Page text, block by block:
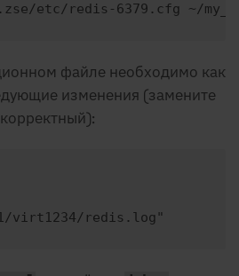
etc/redis-6379.cfg ~/
файле необходимо как
изменения (замените
virt1234/redis.log"